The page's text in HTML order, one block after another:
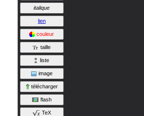
italique
lien
couleur
taille
liste
image
télécharger
flash
TeX